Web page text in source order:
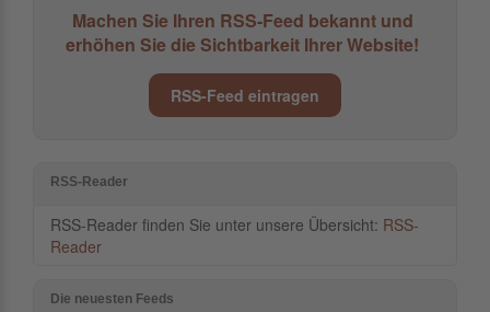
Machen Sie Ihren RSS-Feed bekannt und
erhöhen Sie die Sichtbarkeit Ihrer Website!
RSS-Feed eintragen
RSS-Reader
RSS-Reader finden Sie unter unsere Übersicht: RSS-
Reader
Die neuesten Feeds